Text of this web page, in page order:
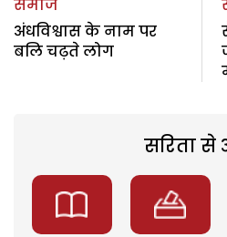
समाज
अंधविश्वास के नाम पर
बलि चढ़ते लोग
सरिता से